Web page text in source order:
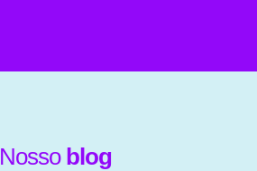
Nosso blog